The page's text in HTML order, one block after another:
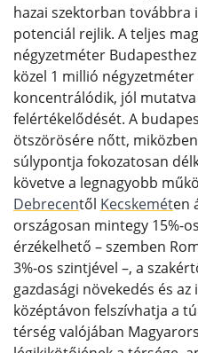
hazai szektorban továbbra
potenciál rejlik. A teljes
négyzetméter
közel 1 millió
koncentrálódik, jól
felértékelődését. A
ötszörösére nőtt,
súlypontja fokozatosan
követve a legnagyobb
Debrecentől Kecskeméten
országosan mintegy 15%-
érzékelhető – szemben
3%-os szintjével –, a
gazdasági növekedés és
középtávon felszívhatja a
térség valójában